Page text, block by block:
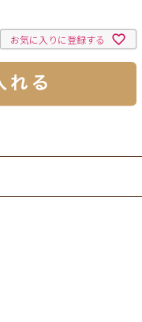
お気に入りに登録する